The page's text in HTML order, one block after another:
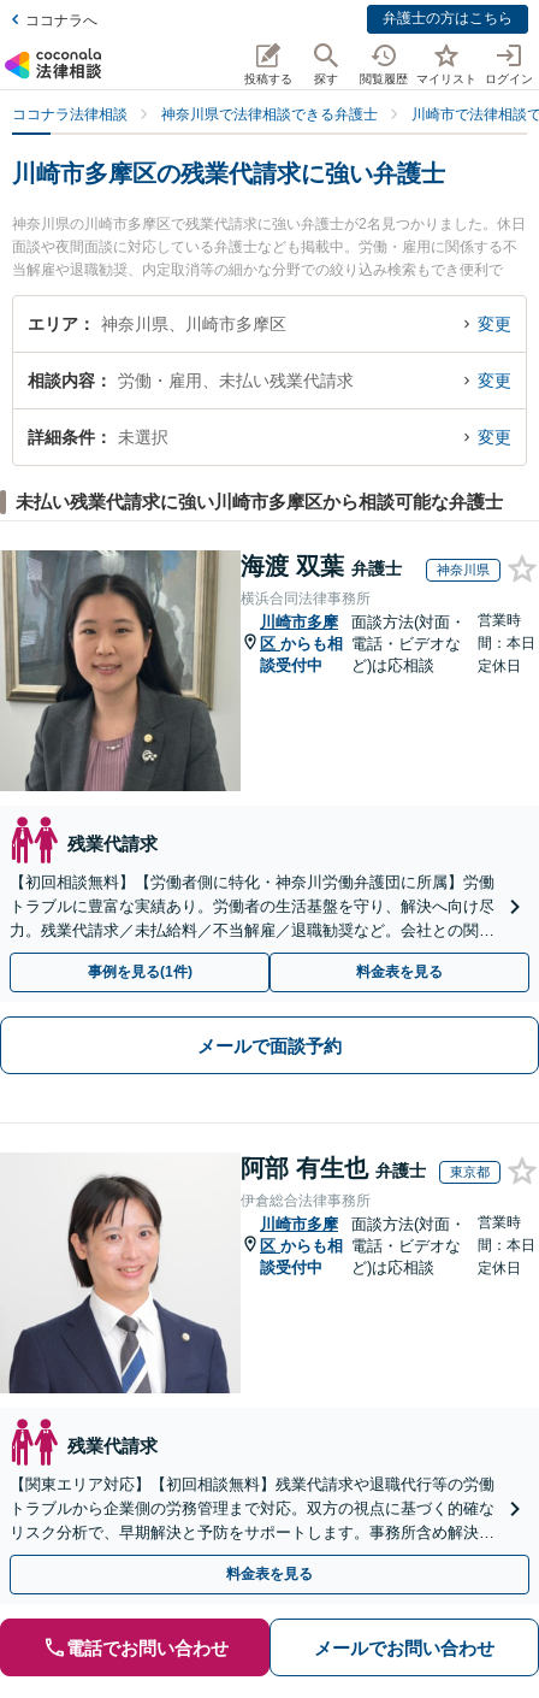
ココナラへ 弁護士の方はこちら
投稿する 探す 閲覧履歴 マイリスト ログイン
ココナラ法律相談 神奈川県で法律相談できる弁護士 川崎市で法律相談
川崎市多摩区の残業代請求に強い弁護士
神奈川県の川崎市多摩区で残業代請求に強い弁護士が2名見つかりました。休日
面談や夜間面談に対応している弁護士なども掲載中。労働・雇用に関係する不
当解雇や退職勧奨、内定取消等の細かな分野での絞り込み検索もでき便利で
す。特に川崎北合同法律事務所の湯山 薫弁護士や川崎北合同法律事務所の工藤
猛弁護士のプロフィール情報や弁護士費用、強みなどが注目されています。
索したい』『初回相談無料で残業代請求を法律相談できる川崎市多摩区内の弁
護士に相談予約したい』などでお困りの相談者さんにおすすめです。
エリア 神奈川県、川崎市多摩区 変更
相談内容 労働・雇用、未払い残業代請求 変更
詳細条件 未選択 変更
未払い残業代請求に強い川崎市多摩区から相談可能な弁護士
海渡 双葉 弁護士 神奈川県
横浜合同法律事務所
川崎市多摩
区 からも相
談受付中
面談方法(対面・
電話・ビデオな
ど)は応相談
営業時
間：本日
定休日
残業代請求
【初回相談無料】【労働者側に特化・神奈川労働弁護団に所属】労働
トラブルに豊富な実績あり。労働者の生活基盤を守り、解決へ向け尽
力。残業代請求／未払給料／不当解雇／退職勧奨など。会社との関係
性も考慮し、ご意向を尊重しながら丁寧に対応いたします
事例を見る(1件) 料金表を見る
メールで面談予約
阿部 有生也 弁護士 東京都
伊倉総合法律事務所
川崎市多摩
区 からも相
談受付中
面談方法(対面・
電話・ビデオな
ど)は応相談
営業時
間：本日
定休日
残業代請求
【関東エリア対応】【初回相談無料】残業代請求や退職代行等の労働
トラブルから企業側の労務管理まで対応。双方の視点に基づく的確な
リスク分析で、早期解決と予防をサポートします。事務所含め解決実
績は年300件以上！【時間外・Web相談も可】
料金表を見る
電話でお問い合わせ メールでお問い合わせ